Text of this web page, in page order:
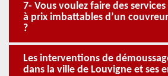
7- Vous voulez faire des
à prix imbattables d’un
?
Les interventions de
dans la ville de Louvigne et ses